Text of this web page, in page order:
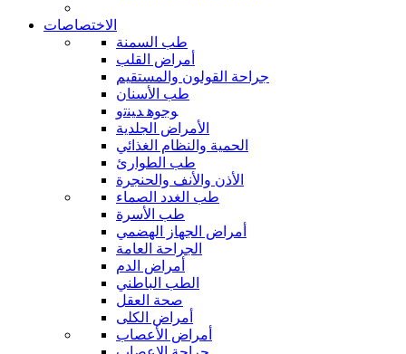
الاختصاصات
طب السمنة
أمراض القلب
جراحة القولون والمستقيم
طب الأسنان
ﻮﺟﻮﻫ ﺪﻴﻨﺗﻭ
الأمراض الجلدية
الحمية والنظام الغذائي
طب الطوارئ
الأذن والأنف والحنجرة
طب الغدد الصماء
طب الأسرة
أمراض الجهاز الهضمي
الجراحة العامة
أمراض الدم
الطب الباطني
صحة العقل
أمراض الكلى
أمراض الأعصاب